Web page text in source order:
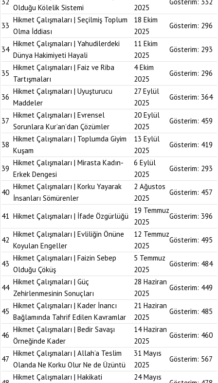
Olduğu Kölelik Sistemi
2025
33
Hikmet Çalışmaları | Seçilmiş Toplum
Olma İddiası
18 Ekim
2025
Gösterim: 296
34
Hikmet Çalışmaları | Yahudilerdeki
Dünya Hakimiyeti Hayali
11 Ekim
2025
Gösterim: 293
35
Hikmet Çalışmaları | Faiz ve Riba
Tartışmaları
4 Ekim
2025
Gösterim: 296
36
Hikmet Çalışmaları | Uyuşturucu
Maddeler
27 Eylül
2025
Gösterim: 364
37
Hikmet Çalışmaları | Evrensel
Sorunlara Kur’an’dan Çözümler
20 Eylül
2025
Gösterim: 459
38
Hikmet Çalışmaları | Toplumda Giyim
Kuşam
13 Eylül
2025
Gösterim: 419
39
Hikmet Çalışmaları | Mirasta Kadın-
Erkek Dengesi
6 Eylül
2025
Gösterim: 293
40
Hikmet Çalışmaları | Korku Yayarak
İnsanları Sömürenler
2 Ağustos
2025
Gösterim: 457
41 Hikmet Çalışmaları | İfade Özgürlüğü
19 Temmuz
2025
Gösterim: 396
42
Hikmet Çalışmaları | Evliliğin Önüne
Koyulan Engeller
12 Temmuz
2025
Gösterim: 495
43
Hikmet Çalışmaları | Faizin Sebep
Olduğu Çöküş
5 Temmuz
2025
Gösterim: 484
44
Hikmet Çalışmaları | Güç
Zehirlenmesinin Sonuçları
28 Haziran
2025
Gösterim: 449
45
Hikmet Çalışmaları | Kader İnancı
Bağlamında Tahrif Edilen Kavramlar
21 Haziran
2025
Gösterim: 485
46
Hikmet Çalışmaları | Bedir Savaşı
Örneğinde Kader
14 Haziran
2025
Gösterim: 460
47
Hikmet Çalışmaları | Allah’a Teslim
Olanda Ne Korku Olur Ne de Üzüntü
31 Mayıs
2025
Gösterim: 567
Hikmet Çalışmaları | Hakikati 24 Mayıs